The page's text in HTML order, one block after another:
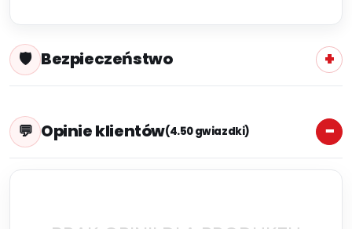
Bezpieczeństwo
Opinie klientów(4.50 gwiazdki)